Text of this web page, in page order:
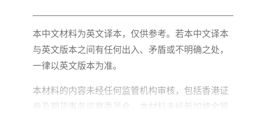
本中文材料为英文译本，仅供参考。若本中文译本
与英文版本之间有任何出入、矛盾或不明确之处，
一律以英文版本为准。
本材料的内容未经任何监管机构审核，包括香港证
券及期货事务监察委员会。本材料未经新加坡金管